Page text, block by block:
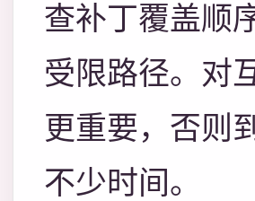
查补丁覆盖顺
受限路径。对
更重要，否则
不少时间。